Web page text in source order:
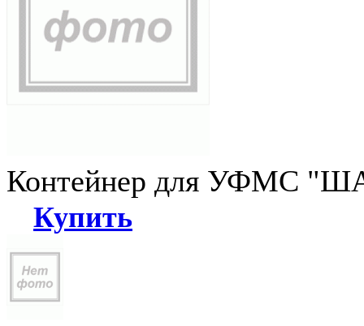
Контейнер для УФМС
Купить